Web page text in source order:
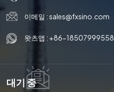
이메일 :sales@fxsino.com
왓츠앱 : +86-18507999558
대기 중